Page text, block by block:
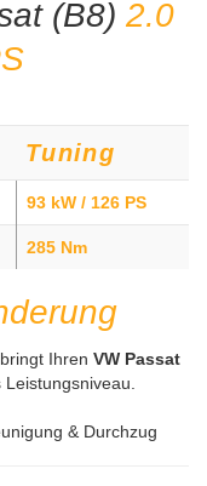
(B8) 2.0
Tuning
93 kW / 126 PS
285 Nm
bringt Ihren VW Passat
& Durchzug